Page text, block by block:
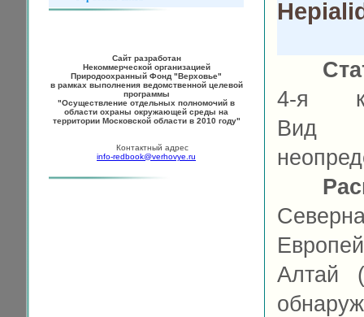
Сайт разработан
Некоммерческой организацией
Природоохранный Фонд "Верховье"
в рамках выполнения ведомственной целевой
программы
"Осуществление отдельных полномочий в
области охраны окружающей среды на
территории Московской области в 2010 году"
Контактный адрес
info-redbook@verhovye.ru
4-я
Вид
Алтай